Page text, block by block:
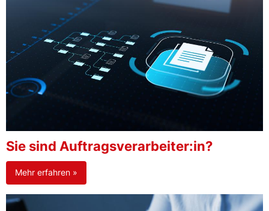
Sie sind Auftragsverarbeiter:in?
Mehr erfahren »